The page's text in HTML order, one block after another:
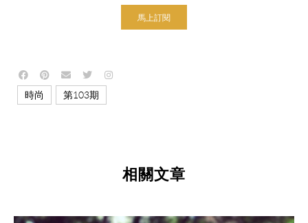
馬上訂閱
時尚 第103期
相關文章